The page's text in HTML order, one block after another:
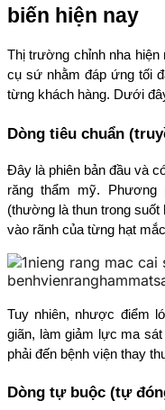
biến hiện nay
Thị trường chỉnh nha hiện
cụ sứ nhằm đáp ứng tối
từng khách hàng. Dưới
Dòng tiêu chuẩn
Đây là phiên bản đầu và
răng thẩm mỹ. Phương
(thường là thun trong
vào rãnh của từng hạt
Tuy nhiên, nhược điểm
giãn, làm giảm lực ma
phải đến bệnh viện thay
Dòng tự buộc (tự